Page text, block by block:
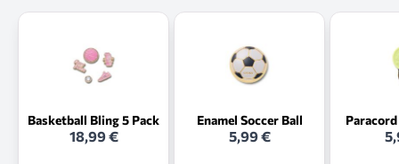
Basketball Bling 5 Pack
18,99 €
Enamel Soccer Ball
5,99 €